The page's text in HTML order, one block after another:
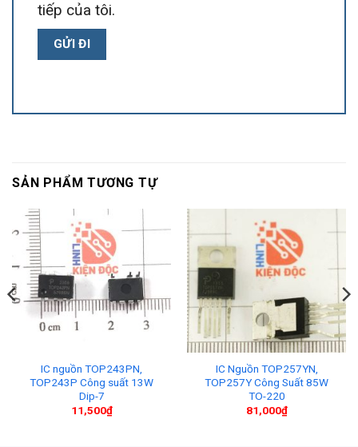
tiếp của tôi.
SẢN PHẨM TƯƠNG TỰ
IC nguồn TOP243PN,
TOP243P Công suất 13W
Dip-7
11,500₫
IC Nguồn TOP257YN,
TOP257Y Công Suất 85W
TO-220
81,000₫